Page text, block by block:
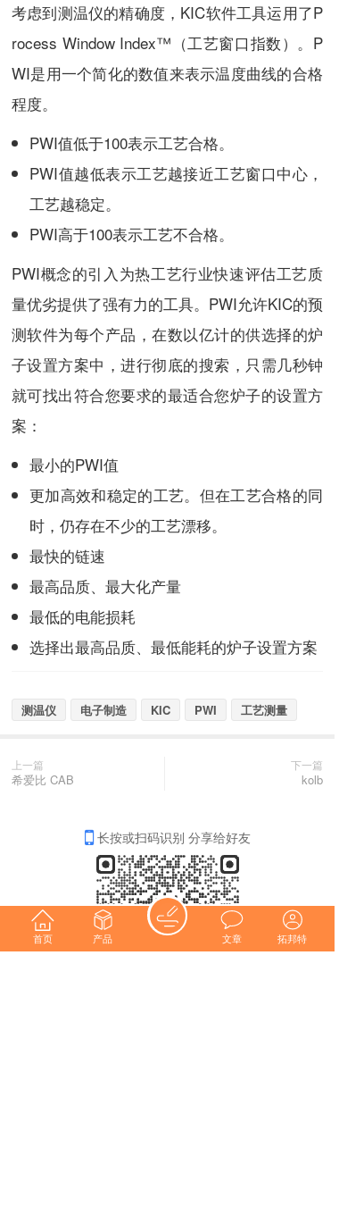
考虑到测温仪的精确度，KIC软件工具运用了P
rocess Window Index™（工艺窗口指数）。P
WI是用一个简化的数值来表示温度曲线的合格
程度。
PWI值低于100表示工艺合格。
PWI值越低表示工艺越接近工艺窗口中心，
工艺越稳定。
PWI高于100表示工艺不合格。
PWI概念的引入为热工艺行业快速评估工艺质
量优劣提供了强有力的工具。PWI允许KIC的预
测软件为每个产品，在数以亿计的供选择的炉
子设置方案中，进行彻底的搜索，只需几秒钟
就可找出符合您要求的最适合您炉子的设置方
案：
最小的PWI值
更加高效和稳定的工艺。但在工艺合格的同
时，仍存在不少的工艺漂移。
最快的链速
最高品质、最大化产量
最低的电能损耗
选择出最高品质、最低能耗的炉子设置方案
测温仪 电子制造 KIC PWI 工艺测量
上一篇
希爱比 CAB
下一篇
kolb
长按或扫码识别 分享给好友
首页 产品 文章 拓邦特